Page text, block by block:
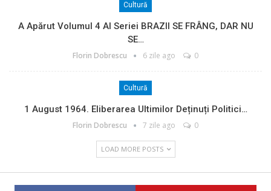
Cultură
A Apărut Volumul 4 Al Seriei BRAZII SE FRÂNG, DAR NU
SE…
Florin Dobrescu 6 zile ago 0
Cultură
1 August 1964. Eliberarea Ultimilor Deținuți Politici…
Florin Dobrescu 7 zile ago 0
LOAD MORE POSTS